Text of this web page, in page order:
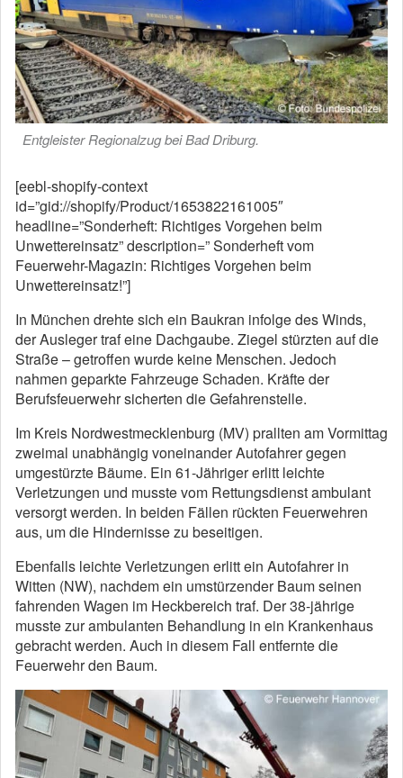
Entgleister Regionalzug bei Bad Driburg.
[eebl-shopify-context
id=”gid://shopify/Product/1653822161005″
headline=”Sonderheft: Richtiges Vorgehen beim
Unwettereinsatz” description=” Sonderheft vom
Feuerwehr-Magazin: Richtiges Vorgehen beim
Unwettereinsatz!”]
In München drehte sich ein Baukran infolge des Winds,
der Ausleger traf eine Dachgaube. Ziegel stürzten auf die
Straße – getroffen wurde keine Menschen. Jedoch
nahmen geparkte Fahrzeuge Schaden. Kräfte der
Berufsfeuerwehr sicherten die Gefahrenstelle.
Im Kreis Nordwestmecklenburg (MV) prallten am Vormittag
zweimal unabhängig voneinander Autofahrer gegen
umgestürzte Bäume. Ein 61-Jähriger erlitt leichte
Verletzungen und musste vom Rettungsdienst ambulant
versorgt werden. In beiden Fällen rückten Feuerwehren
aus, um die Hindernisse zu beseitigen.
Ebenfalls leichte Verletzungen erlitt ein Autofahrer in
Witten (NW), nachdem ein umstürzender Baum seinen
fahrenden Wagen im Heckbereich traf. Der 38-jährige
musste zur ambulanten Behandlung in ein Krankenhaus
gebracht werden. Auch in diesem Fall entfernte die
Feuerwehr den Baum.